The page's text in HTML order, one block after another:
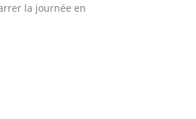
la journée en